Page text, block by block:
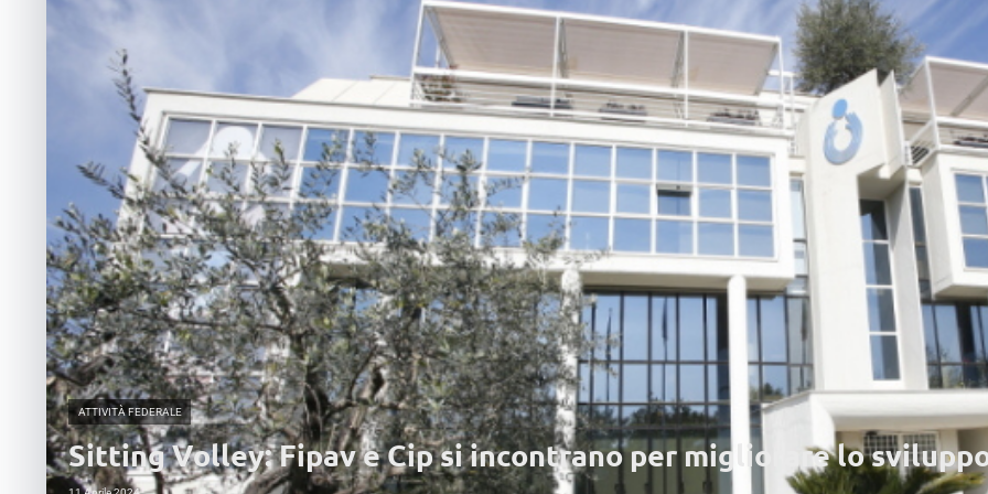
ATTIVITÀ FEDERALE
Sitting Volley: Fipav e Cip si incontrano per migliorare lo